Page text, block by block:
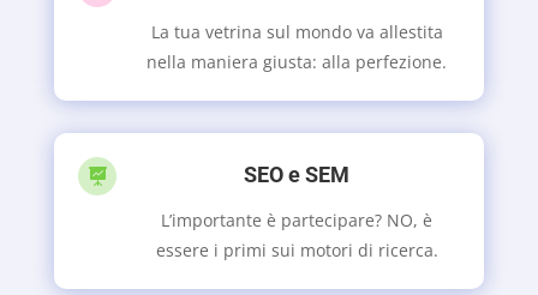
La tua vetrina sul mondo va allestita
nella maniera giusta: alla perfezione.
 SEO e SEM
L’importante è partecipare? NO, è
essere i primi sui motori di ricerca.